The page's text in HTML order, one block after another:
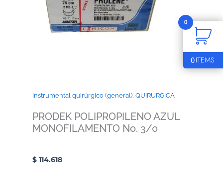
Instrumental quirúrgico (general), QUIRURGICA
PRODEK POLIPROPILENO AZUL
MONOFILAMENTO No. 3/0
$ 114.618
0
0ITEMS